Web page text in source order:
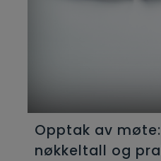
Opptak av
nøkkeltall og